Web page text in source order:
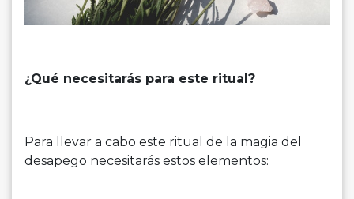
¿Qué necesitarás para este ritual?
Para llevar a cabo este ritual de la magia del
desapego necesitarás estos elementos: